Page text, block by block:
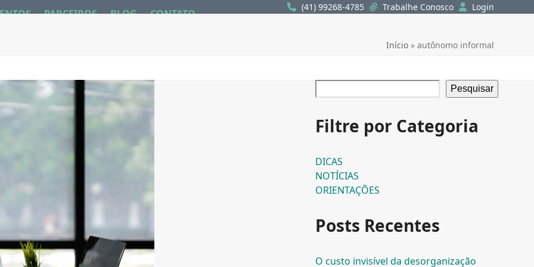
(41) 99268-4785 Trabalhe Conosco Login
PARCEIROS BLOG CONTATO
Início» autônomo informal
Pesquisar
Filtre por Categoria
DICAS
NOTÍCIAS
ORIENTAÇÕES
Posts Recentes
O custo invisível da desorganização